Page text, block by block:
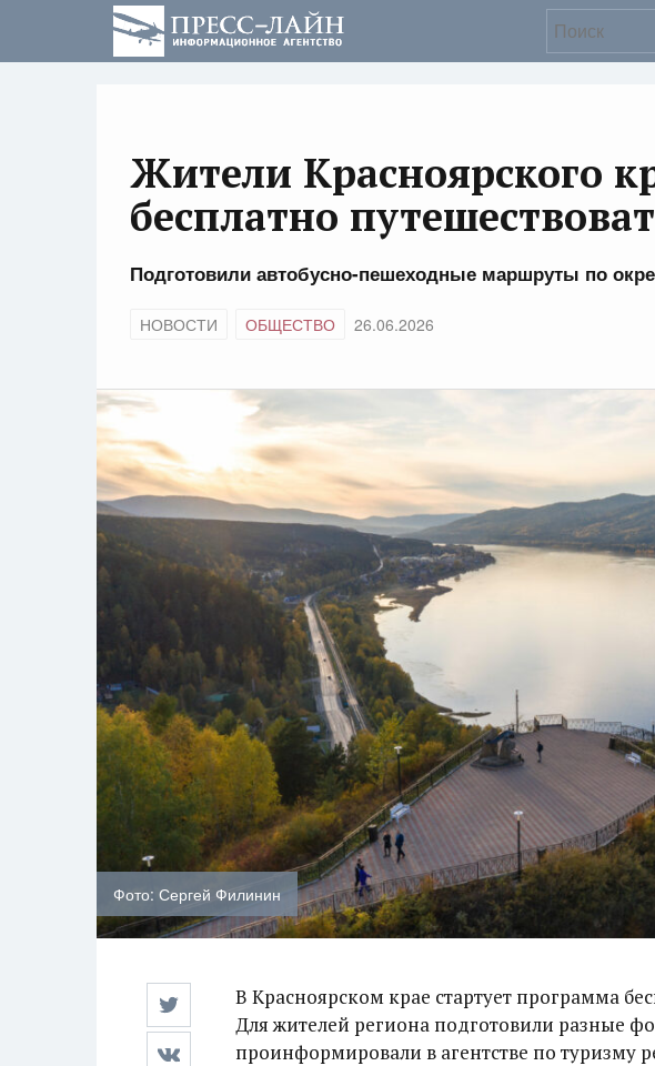
Жители Красноярского
бесплатно
Подготовили автобусно-пешеходные маршруты по
НОВОСТИ ОБЩЕСТВО 26.06.2026
Фото: Сергей Филинин
В Красноярском крае стартует программа
Для жителей региона подготовили разные
проинформировали в агентстве по туризму